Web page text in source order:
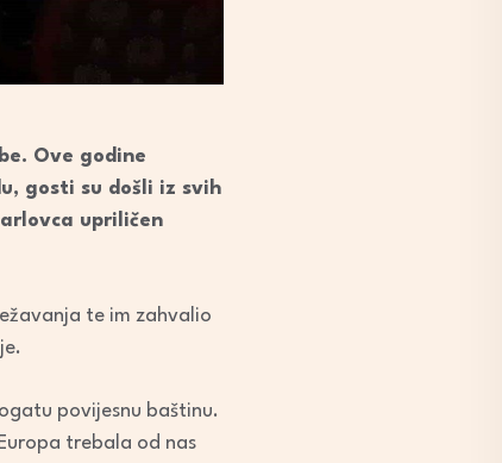
Ove godine
gosti su došli iz svih
upriličen
te im zahvalio
povijesnu baštinu.
trebala od nas